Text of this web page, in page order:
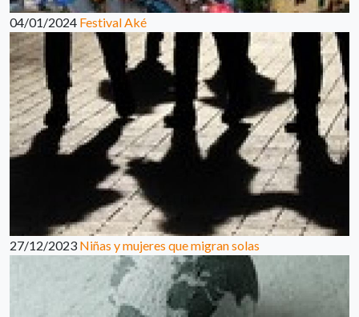
04/01/2024 Festival Aké
27/12/2023 Niñas y mujeres que migran solas